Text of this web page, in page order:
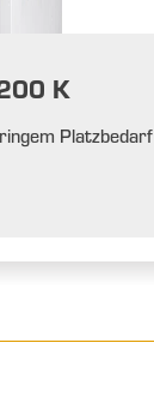
K
Platzbedarf